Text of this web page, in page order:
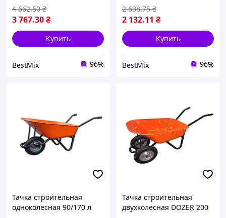
3 767.30₴
4 662.50 ₴
Купить
BestMix 96%
2 132.11 ₴
2 638.75 ₴
Купить
BestMix 96%
Тачка строительная
одноколесная 90/170 л
Тачка строительная
двухколесная DOZER 200